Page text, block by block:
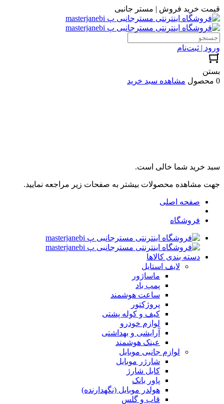
قیمت خرید فروش | مستر جانبی
ورود | ثبت‌نام
بستن
0 محصول
مشاهده سبد خرید
سبد خرید شما خالی است.
جهت مشاهده محصولات بیشتر به صفحات زیر مراجعه نمایید.
صفحه اصلی
فروشگاه
دسته بندی کالاها
لایف استایل
ماساژور
پمپ باد
ساعت هوشمند
پروژکتور
کیف و کوله پشتی
لوازم خودرو
آرایشی و بهداشتی
عینک هوشمند
لوازم جانبی موبایل
شارژر موبایل
کابل شارژ
پاور بانک
هولدر موبایل (نگهدارنده)
قاب و گلس